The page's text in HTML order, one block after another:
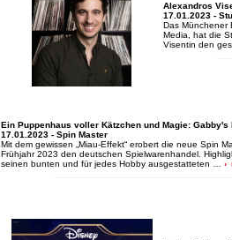
Alexandros
17.01.2023 -
Das Münchener
Media, hat die
Visentin den
Ein Puppenhaus voller Kätzchen und Magie: Gabby's
17.01.2023 - Spin Master
Mit dem gewissen „Miau-Effekt“ erobert die neue Spin
Frühjahr 2023 den deutschen Spielwarenhandel.
seinen bunten und für jedes Hobby ausgestatteten …